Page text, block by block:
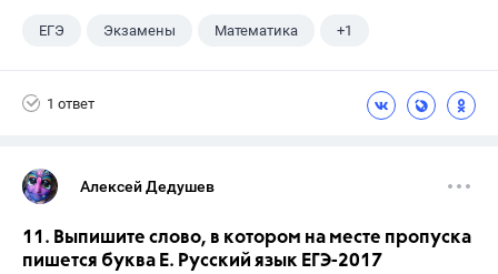
ЕГЭ Экзамены Математика +1
1 ответ
Алексей Дедушев
11. Выпишите слово, в котором на месте пропуска
пишется буква Е. Русский язык ЕГЭ-2017